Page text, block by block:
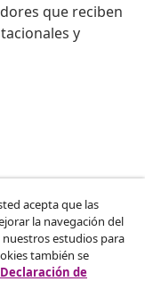
que reciben
y
acepta que las
la navegación del
estudios para
también se
Declaración de